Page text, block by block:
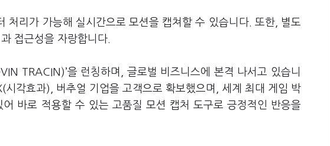
처리가 가능해 실시간으로 모션을 캡쳐할 수 있습니다. 또한, 별도
접근성을 자랑합니다.
TRACIN)’을 런칭하며, 글로벌 비즈니스에 본격 나서고 있습니
각효과), 버추얼 기업을 고객으로 확보했으며, 세계 최대 게임 박
바로 적용할 수 있는 고품질 모션 캡처 도구로 긍정적인 반응을